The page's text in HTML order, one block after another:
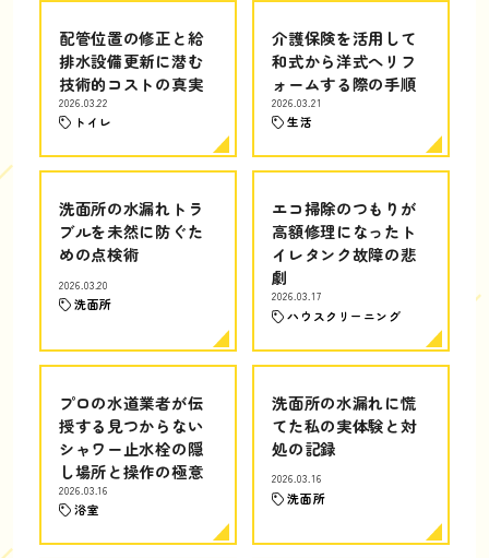
配管位置の修正と給
排水設備更新に潜む
技術的コストの真実
2026.03.22
トイレ
介護保険を活用して
和式から洋式へリフ
ォームする際の手順
2026.03.21
生活
洗面所の水漏れトラ
ブルを未然に防ぐた
めの点検術
2026.03.20
洗面所
エコ掃除のつもりが
高額修理になったト
イレタンク故障の悲
劇
2026.03.17
ハウスクリーニング
プロの水道業者が伝
授する見つからない
シャワー止水栓の隠
し場所と操作の極意
2026.03.16
浴室
洗面所の水漏れに慌
てた私の実体験と対
処の記録
2026.03.16
洗面所